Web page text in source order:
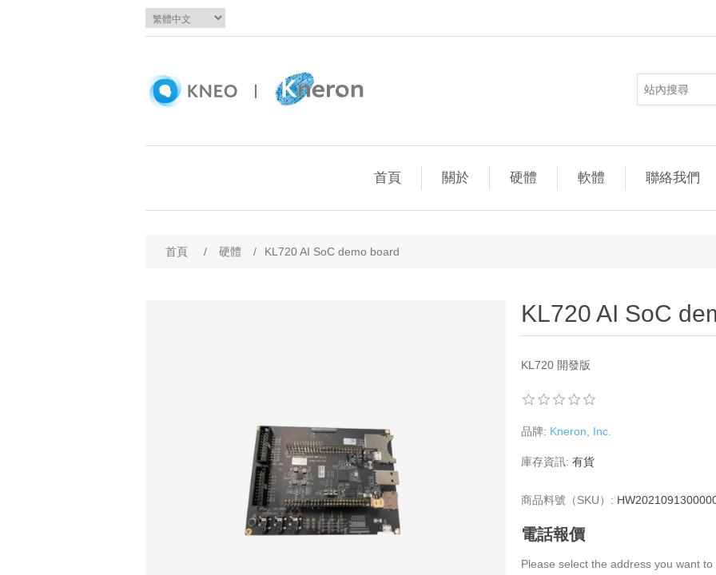
首頁 關於 硬體 軟體 聯絡我們
首頁 / 硬體 / KL720 AI SoC demo board
KL720 AI SoC
KL720 開發版
品牌: Kneron, Inc.
庫存資訊: 有貨
商品料號（SKU）:
電話報價
Please select the address you want to